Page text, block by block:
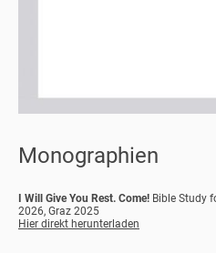
Monographien
I Will Give You Rest. Come! Bible Study
2026, Graz 2025
Hier direkt herunterladen